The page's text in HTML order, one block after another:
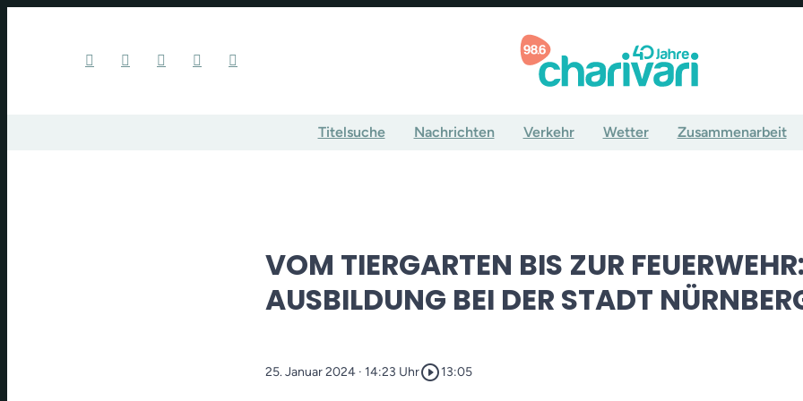
Titelsuche Nachrichten Verkehr Wetter Zusammenarbeit
VOM TIERGARTEN BIS ZUR
AUSBILDUNG BEI DER STADT
25. Januar 2024 · 14:23 Uhrplay_circle_outline13:05